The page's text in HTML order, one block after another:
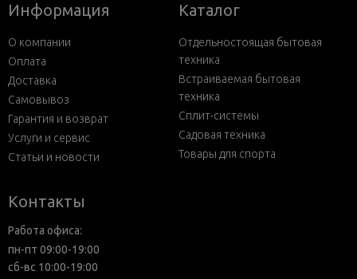
Информация
О компании
Оплата
Доставка
Самовывоз
Гарантия и возврат
Услуги и сервис
Статьи и новости
Каталог
Отдельностоящая бытовая
техника
Встраиваемая бытовая
техника
Сплит-системы
Садовая техника
Товары для спорта
Контакты
Работа офиса:
пн-пт 09:00-19:00
сб-вс 10:00-19:00